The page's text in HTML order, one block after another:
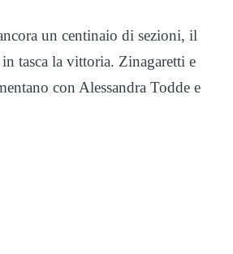
un centinaio di sezioni, il
tasca la vittoria. Zinagaretti e
con Alessandra Todde e